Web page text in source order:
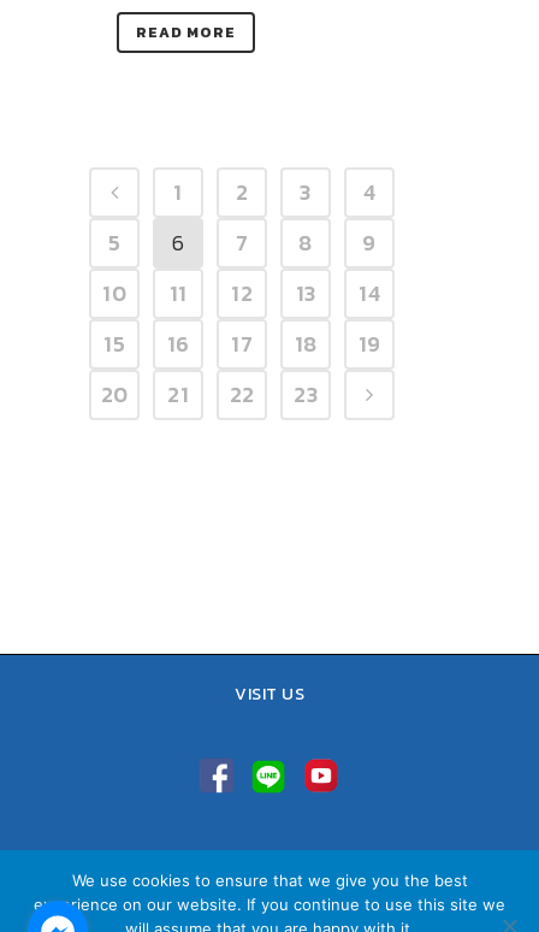
READ MORE
1 2 3
4
5
6 7 8
9
10
11 12 13
14
15
16 17 18
19
20
21 22 23
VISIT US
Sales Team : 084-085-6324
We use cookies to ensure that we give you the best
experience on our website. If you continue to use this site we